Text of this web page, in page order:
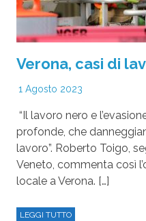
Verona, casi di
1 Agosto 2023
“Il lavoro nero e
profonde, che
lavoro”. Roberto Toigo,
Veneto, commenta così
locale a Verona. […]
LEGGI TUTTO